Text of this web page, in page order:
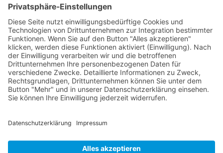
INFO
Über diese B-17 Webseite
Kontakt
Impressum
Datenschutzerklärung
B-17 Fan Store
Links
UNTERSTÜTZEN
Gefällt Ihnen diese Website über die B-17 Flying